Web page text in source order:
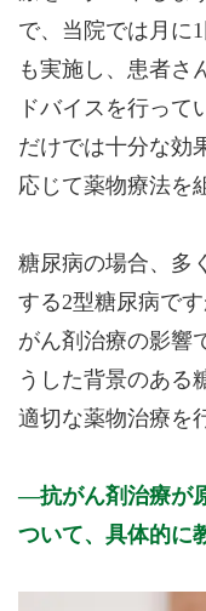
で、当院では月に
も実施し、患者さ
ドバイスを行っ
だけでは十分な効
応じて薬物療法を
糖尿病の場合、多
する2型糖尿病で
がん剤治療の影響
うした背景のある
適切な薬物治療を
抗がん剤治療が
ついて、具体的に